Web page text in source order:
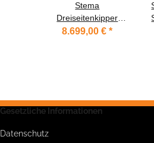
Stema
Dreiseitenkipper
SHDK O2 35-36-18.2
8.699,00 €*
Gesetzliche Informationen
Datenschutz